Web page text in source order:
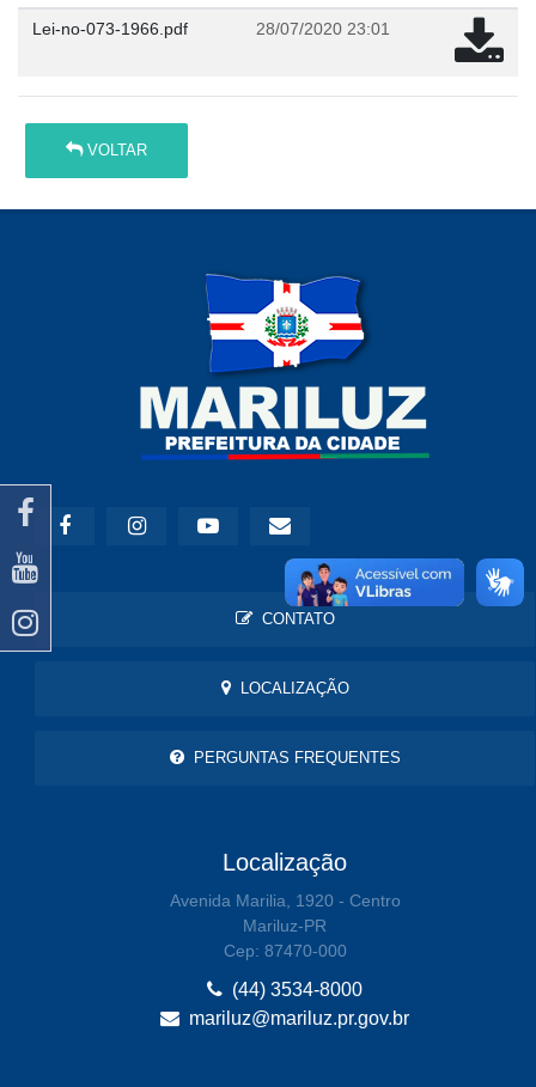
Lei-no-073-1966.pdf 28/07/2020 23:01
VOLTAR
CONTATO
LOCALIZAÇÃO
PERGUNTAS FREQUENTES
Localização
Avenida Marilia, 1920 - Centro
Mariluz-PR
Cep: 87470-000
(44) 3534-8000
mariluz@mariluz.pr.gov.br